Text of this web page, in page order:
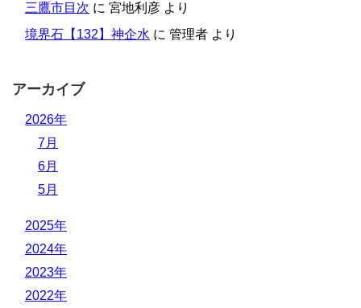
三鷹市目次 に 宮地利彦 より
境界石【132】神企水 に 管理者 より
アーカイブ
2026年
7月
6月
5月
2025年
2024年
2023年
2022年